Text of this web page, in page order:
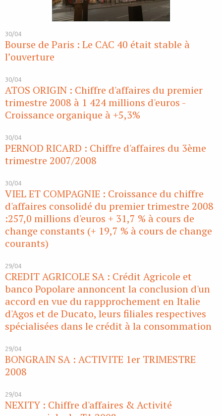
30/04
Bourse de Paris : Le CAC 40 était stable à
l’ouverture
30/04
ATOS ORIGIN : Chiffre d'affaires du premier
trimestre 2008 à 1 424 millions d'euros -
Croissance organique à +5,3%
30/04
PERNOD RICARD : Chiffre d'affaires du 3ème
trimestre 2007/2008
30/04
VIEL ET COMPAGNIE : Croissance du chiffre
d'affaires consolidé du premier trimestre 2008
:257,0 millions d'euros + 31,7 % à cours de
change constants (+ 19,7 % à cours de change
courants)
29/04
CREDIT AGRICOLE SA : Crédit Agricole et
banco Popolare annoncent la conclusion d'un
accord en vue du rappprochement en Italie
d'Agos et de Ducato, leurs filiales respectives
spécialisées dans le crédit à la consommation
29/04
BONGRAIN SA : ACTIVITE 1er TRIMESTRE
2008
29/04
NEXITY : Chiffre d'affaires & Activité